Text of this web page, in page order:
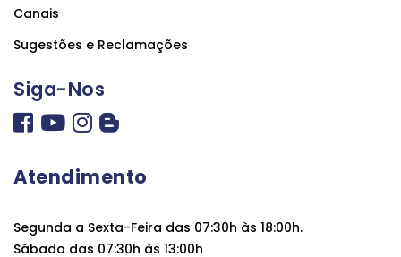
Canais
Sugestões e Reclamações
Siga-Nos
Atendimento
Segunda a Sexta-Feira das 07:30h às 18:00h.
Sábado das 07:30h às 13:00h